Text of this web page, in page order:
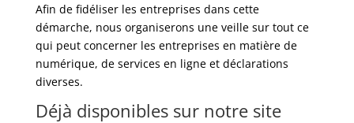
Afin de fidéliser les entreprises dans cette
démarche, nous organiserons une veille sur tout ce
qui peut concerner les entreprises en matière de
numérique, de services en ligne et déclarations
diverses.
Déjà disponibles sur notre site